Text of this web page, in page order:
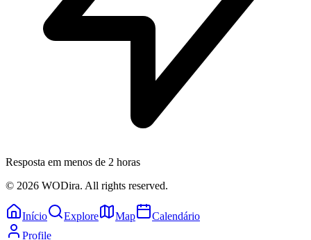
Resposta em menos de 2 horas
© 2026 WODira. All rights reserved.
Início Explore Map
Calendário
Profile